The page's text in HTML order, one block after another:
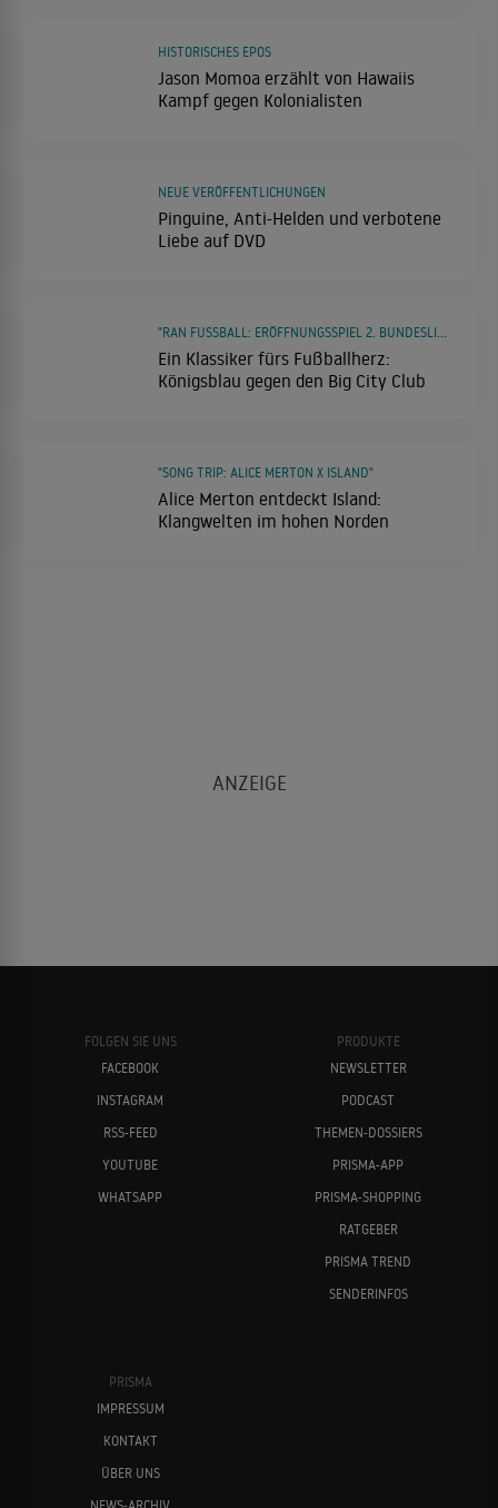
Jason Momoa erzählt von Hawaiis
Kampf gegen Kolonialisten
HISTORISCHES EPOS
Pinguine, Anti-Helden und verbotene
Liebe auf DVD
NEUE VERÖFFENTLICHUNGEN
Ein Klassiker fürs Fußballherz:
Königsblau gegen den Big City Club
"RAN FUSSBALL: ERÖFFNUNGSSPIEL 2. BUNDESLIGA FC SCHALKE 04 – HERTHA BSC"
Alice Merton entdeckt Island:
Klangwelten im hohen Norden
"SONG TRIP: ALICE MERTON X ISLAND"
FOLGEN SIE UNS
FACEBOOK
INSTAGRAM
RSS-FEED
YOUTUBE
WHATSAPP
PRODUKTE
NEWSLETTER
PODCAST
THEMEN-DOSSIERS
PRISMA-APP
PRISMA-SHOPPING
RATGEBER
PRISMA TREND
SENDERINFOS
PRISMA
IMPRESSUM
KONTAKT
ÜBER UNS